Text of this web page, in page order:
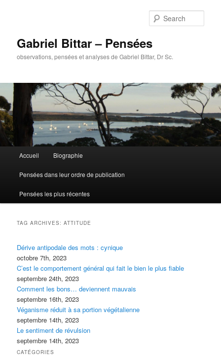
Gabriel Bittar – Pensées
observations, pensées et analyses de Gabriel Bittar, Dr Sc.
Skip to primary content
Skip to secondary content
Accueil Biographie
Pensées dans leur ordre de publication
Pensées les plus récentes
TAG ARCHIVES:ATTITUDE
Dérive antipodale des mots : cynique
octobre 7th, 2023
C’est le comportement général qui fait le bien le plus fiable
septembre 24th, 2023
Comment les bons… deviennent mauvais
septembre 16th, 2023
Véganisme réduit à sa portion végétalienne
septembre 14th, 2023
Le sentiment de révulsion
septembre 14th, 2023
CATÉGORIES